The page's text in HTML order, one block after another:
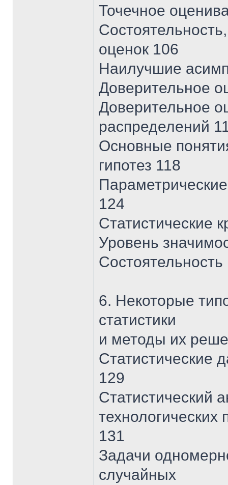
Точечное
оценок 106
Наилучшие
Доверительное
Доверительное
распределений
Основные
гипотез 118
124
Статистические
Уровень
6. Некоторые
статистики
и методы их
Статистические
129
Статистический
технологических
131
Задачи
случайных